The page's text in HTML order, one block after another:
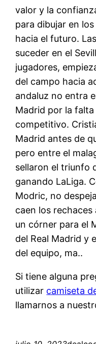
valor y la
para dibujar en
hacia el futuro.
suceder en el
jugadores,
del campo hacia
andaluz no entra
Madrid por la
competitivo.
Madrid antes de
pero entre el
sellaron el triunfo
ganando LaLiga.
Modric, no
caen los
un córner para el
del Real Madrid y
del equipo, ma..
Si tiene alguna
utilizar camiseta
llamarnos a